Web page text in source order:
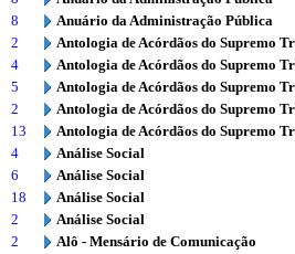
8
Anuário da Administração Pública
2
Antologia de Acórdãos do Supremo
4
Antologia de Acórdãos do Supremo
5
Antologia de Acórdãos do Supremo
2
Antologia de Acórdãos do Supremo
13
Antologia de Acórdãos do Supremo
4
Análise Social
6
Análise Social
18
Análise Social
2
Análise Social
2
Alô - Mensário de Comunicação